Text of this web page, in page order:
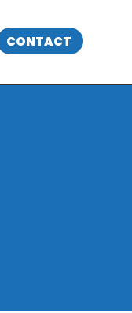
CONTACT